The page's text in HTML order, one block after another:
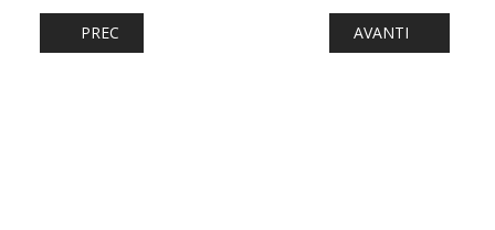
ARTICOLO PRECEDENTE: ITALO CAMBIA ANCORA LOOK:
PREC ARTICOLO
AVANTI